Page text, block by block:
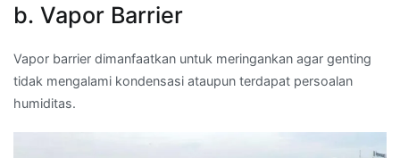
b. Vapor Barrier
Vapor barrier dimanfaatkan untuk meringankan agar genting
tidak mengalami kondensasi ataupun terdapat persoalan
humiditas.